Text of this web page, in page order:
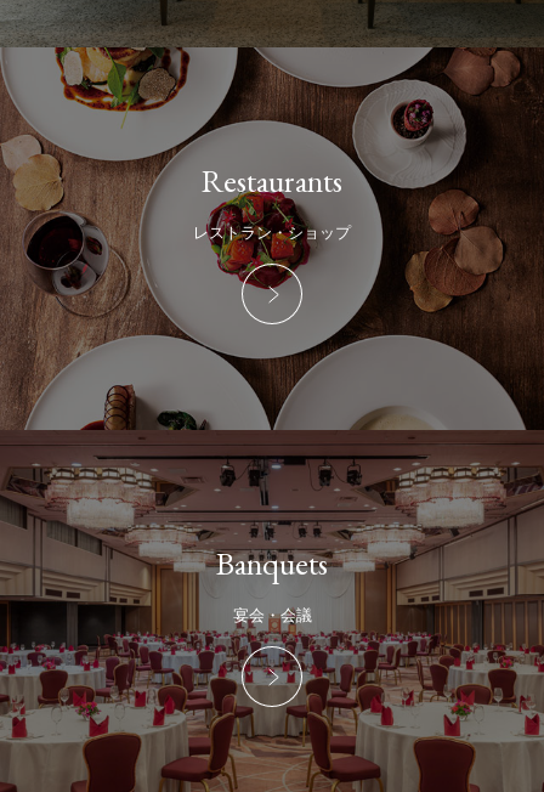
Restaurants
レストラン・ショップ
Banquets
宴会・会議